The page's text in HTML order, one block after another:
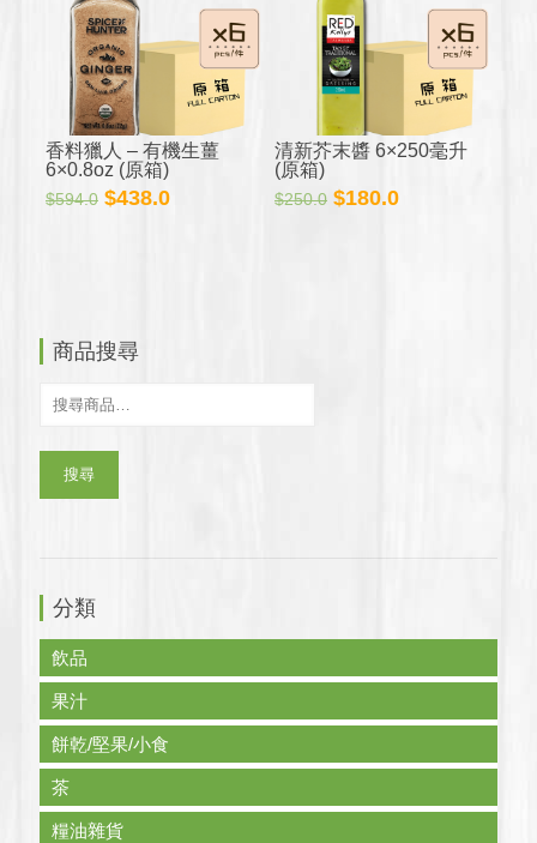
香料獵人 – 有機生薑
6×0.8oz (原箱)
$594.0 原
$438.0目
清新芥末醬 6×250毫升
(原箱)
$250.0 原
$180.0目
商品搜尋
搜尋
分類
飲品
果汁
餅乾/堅果/小食
茶
糧油雜貨